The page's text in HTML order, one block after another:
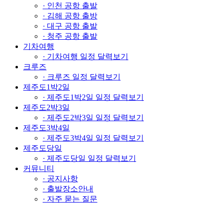
· 인천 공항 출발
· 김해 공항 출방
· 대구 공항 출발
· 청주 공항 출발
기차여행
· 기차여행 일정 달력보기
크루즈
· 크루즈 일정 달력보기
제주도1박2일
· 제주도1박2일 일정 달력보기
제주도2박3일
· 제주도2박3일 일정 달력보기
제주도3박4일
· 제주도3박4일 일정 달력보기
제주도당일
· 제주도당일 일정 달력보기
커뮤니티
· 공지사항
· 출발장소안내
· 자주 묻는 질문